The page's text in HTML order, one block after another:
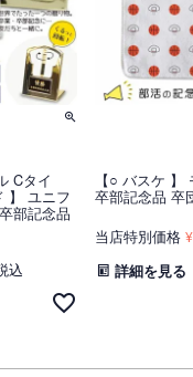
Cタイ
】 ユニフ
部記念品
込
【○ バスケ
卒部記念品 卒
当店特別価格 ¥
詳細を見る